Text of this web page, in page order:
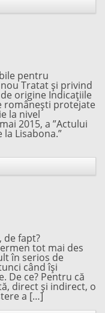
pentru
Tratat și privind
origine Indicaţiile
româneşti protejate
la nivel
2015, a ”Actului
Lisabona.”
de fapt?
tot mai des
în serios de
când își
De ce? Pentru că
direct și indirect, o
a […]